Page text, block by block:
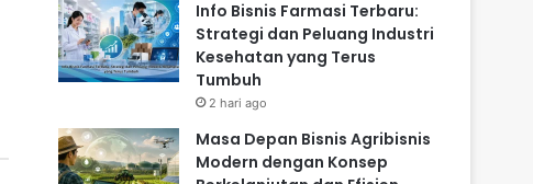
Info Bisnis Farmasi Terbaru:
Strategi dan Peluang Industri
Kesehatan yang Terus
Tumbuh
2 hari ago
Masa Depan Bisnis Agribisnis
Modern dengan Konsep